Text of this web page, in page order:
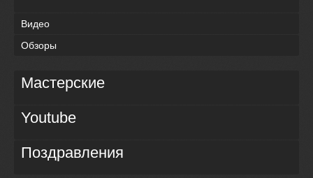
Видео
Обзоры
Мастерские
Youtube
Поздравления